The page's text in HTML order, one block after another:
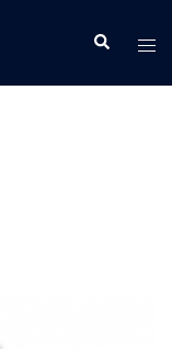
Search